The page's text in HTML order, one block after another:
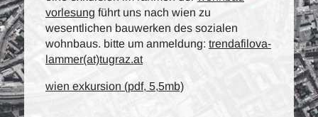
vorlesung führt uns nach wien zu
wesentlichen bauwerken des sozialen
wohnbaus. bitte um anmeldung: trendafilova-
lammer(at)tugraz.at
wien exkursion (pdf, 5,5mb)